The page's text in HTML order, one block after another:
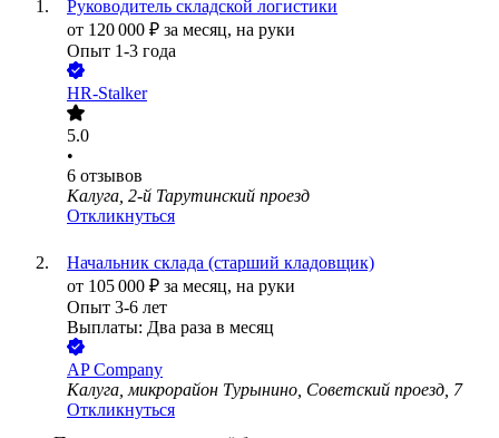
Руководитель складской логистики
от 120 000 ₽ за месяц, на руки
Опыт 1-3 года
HR-Stalker
5.0
•
6 отзывов
Калуга, 2-й Тарутинский проезд
Откликнуться
Начальник склада (старший кладовщик)
от 105 000 ₽ за месяц, на руки
Опыт 3-6 лет
Выплаты: Два раза в месяц
AP Company
Калуга, микрорайон Турынино, Советский проезд, 7
Откликнуться